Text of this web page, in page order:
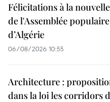
Félicitations à la
de l'Assemblée
d’Algérie
06/08/2026 10:55
Architecture :
dans la loi les corridors